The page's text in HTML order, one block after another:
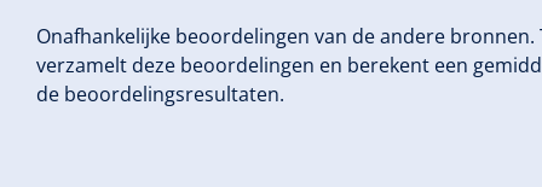
Onafhankelijke beoordelingen van de andere bronnen.
verzamelt deze beoordelingen en berekent een
de beoordelingsresultaten.